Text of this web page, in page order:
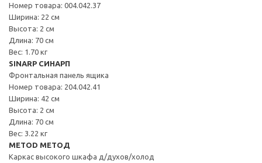
Номер товара: 004.042.37
Ширина: 22 см
Высота: 2 см
Длина: 70 см
Вес: 1.70 кг
SINARP СИНАРП
Фронтальная панель ящика
Номер товара: 204.042.41
Ширина: 42 см
Высота: 2 см
Длина: 70 см
Вес: 3.22 кг
METOD МЕТОД
Каркас высокого шкафа д/духов/холод